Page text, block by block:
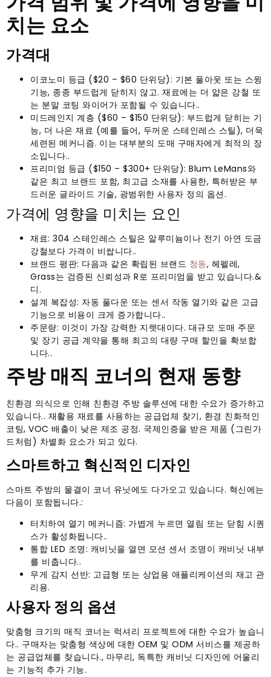
치는 요소
가격대
이코노미 등급 ($20 – $60 단위당): 기본 풀아웃 또는 스윙
기능, 종종 부드럽게 닫히지 않고. 재료에는 더 얇은 강철 또
는 분말 코팅 와이어가 포함될 수 있습니다..
미드레인지 계층 ($60 – $150 단위당): 부드럽게 닫히는 기
능, 더 나은 재료 (예를 들어, 두꺼운 스테인레스 스틸), 더욱
세련된 메커니즘. 이는 대부분의 도매 구매자에게 최적의 장
소입니다..
프리미엄 등급 ($150 – $300+ 단위당): Blum LeMans와
같은 최고 브랜드 포함, 최고급 소재를 사용한, 특허받은 부
드러운 글라이드 기술, 광범위한 사용자 정의 옵션.
가격에 영향을 미치는 요인
재료: 304 스테인레스 스틸은 알루미늄이나 전기 아연 도금
강철보다 가격이 비쌉니다..
브랜드 평판: 다음과 같은 확립된 브랜드 청동, 헤펠레,
Grass는 검증된 신뢰성과 R로 프리미엄을 받고 있습니다.&
디.
설계 복잡성: 자동 풀다운 또는 센서 작동 열기와 같은 고급
기능으로 비용이 크게 증가합니다..
주문량: 이것이 가장 강력한 지렛대이다. 대규모 도매 주문
및 장기 공급 계약을 통해 최고의 대량 구매 할인을 확보합
니다..
주방 매직 코너의 현재 동향
친환경 의식으로 인해 친환경 주방 솔루션에 대한 수요가 증가하고
있습니다.. 재활용 재료를 사용하는 공급업체 찾기, 환경 친화적인
코팅, VOC 배출이 낮은 제조 공정. 국제인증을 받은 제품 (그린가
드처럼) 차별화 요소가 되고 있다.
스마트하고 혁신적인 디자인
스마트 주방의 물결이 코너 유닛에도 다가오고 있습니다. 혁신에는
다음이 포함됩니다.:
터치하여 열기 메커니즘: 가볍게 누르면 열림 또는 닫힘 시퀀
스가 ​​활성화됩니다..
통합 LED 조명: 캐비닛을 열면 모션 센서 조명이 캐비닛 내부
를 비춥니다..
무게 감지 선반: 고급형 또는 상업용 애플리케이션의 재고 관
리용.
사용자 정의 옵션
맞춤형 크기의 매직 코너는 럭셔리 프로젝트에 대한 수요가 높습니
다.. 구매자는 맞춤형 색상에 대한 OEM 및 ODM 서비스를 제공하
는 공급업체를 찾습니다., 마무리, 독특한 캐비닛 디자인에 어울리
는 기능적 추가 기능.